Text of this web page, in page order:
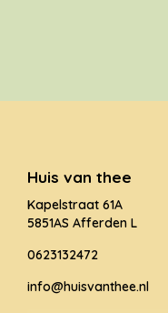
Huis van thee
Kapelstraat 61A
5851AS Afferden L
0623132472
info@huisvanthee.nl